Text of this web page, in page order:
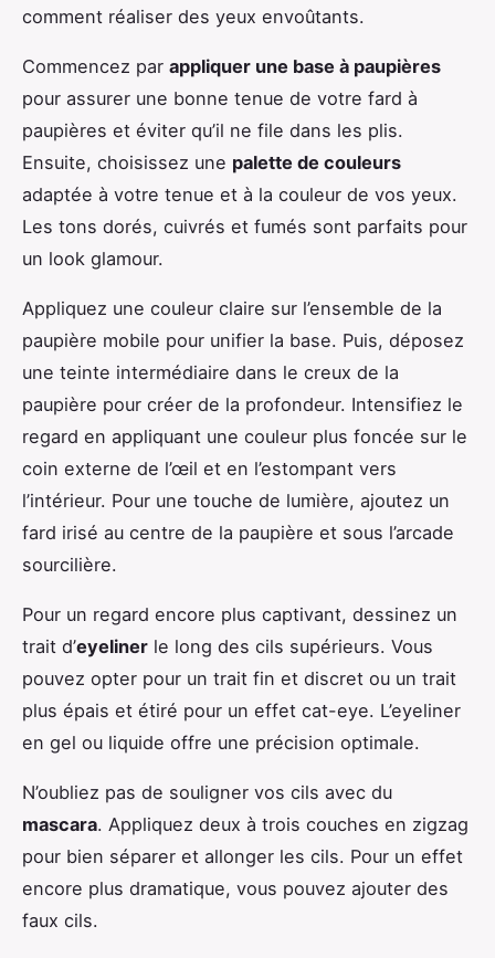
comment réaliser des yeux envoûtants.
Commencez par appliquer une base à paupières
pour assurer une bonne tenue de votre fard à
paupières et éviter qu’il ne file dans les plis.
Ensuite, choisissez une palette de couleurs
adaptée à votre tenue et à la couleur de vos yeux.
Les tons dorés, cuivrés et fumés sont parfaits pour
un look glamour.
Appliquez une couleur claire sur l’ensemble de la
paupière mobile pour unifier la base. Puis, déposez
une teinte intermédiaire dans le creux de la
paupière pour créer de la profondeur. Intensifiez le
regard en appliquant une couleur plus foncée sur le
coin externe de l’œil et en l’estompant vers
l’intérieur. Pour une touche de lumière, ajoutez un
fard irisé au centre de la paupière et sous l’arcade
sourcilière.
Pour un regard encore plus captivant, dessinez un
trait d’eyeliner le long des cils supérieurs. Vous
pouvez opter pour un trait fin et discret ou un trait
plus épais et étiré pour un effet cat-eye. L’eyeliner
en gel ou liquide offre une précision optimale.
N’oubliez pas de souligner vos cils avec du
mascara. Appliquez deux à trois couches en zigzag
pour bien séparer et allonger les cils. Pour un effet
encore plus dramatique, vous pouvez ajouter des
faux cils.